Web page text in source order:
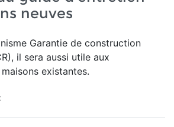
neuves
Garantie de construction
il sera aussi utile aux
existantes.